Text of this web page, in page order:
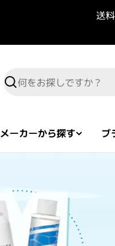
送
検索
メーカーから探す ブ